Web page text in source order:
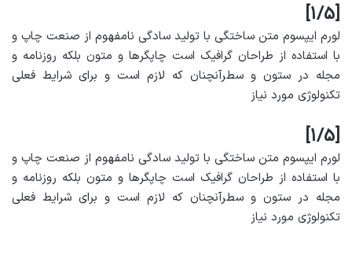
[1/5]
لورم ایپسوم متن ساختگی با تولید سادگی نامفهوم از صنعت چاپ و
با استفاده از طراحان گرافیک است چاپگرها و متون بلکه روزنامه و
مجله در ستون و سطرآنچنان که لازم است و برای شرایط فعلی
تکنولوژی مورد نیاز
[1/5]
لورم ایپسوم متن ساختگی با تولید سادگی نامفهوم از صنعت چاپ و
با استفاده از طراحان گرافیک است چاپگرها و متون بلکه روزنامه و
مجله در ستون و سطرآنچنان که لازم است و برای شرایط فعلی
تکنولوژی مورد نیاز